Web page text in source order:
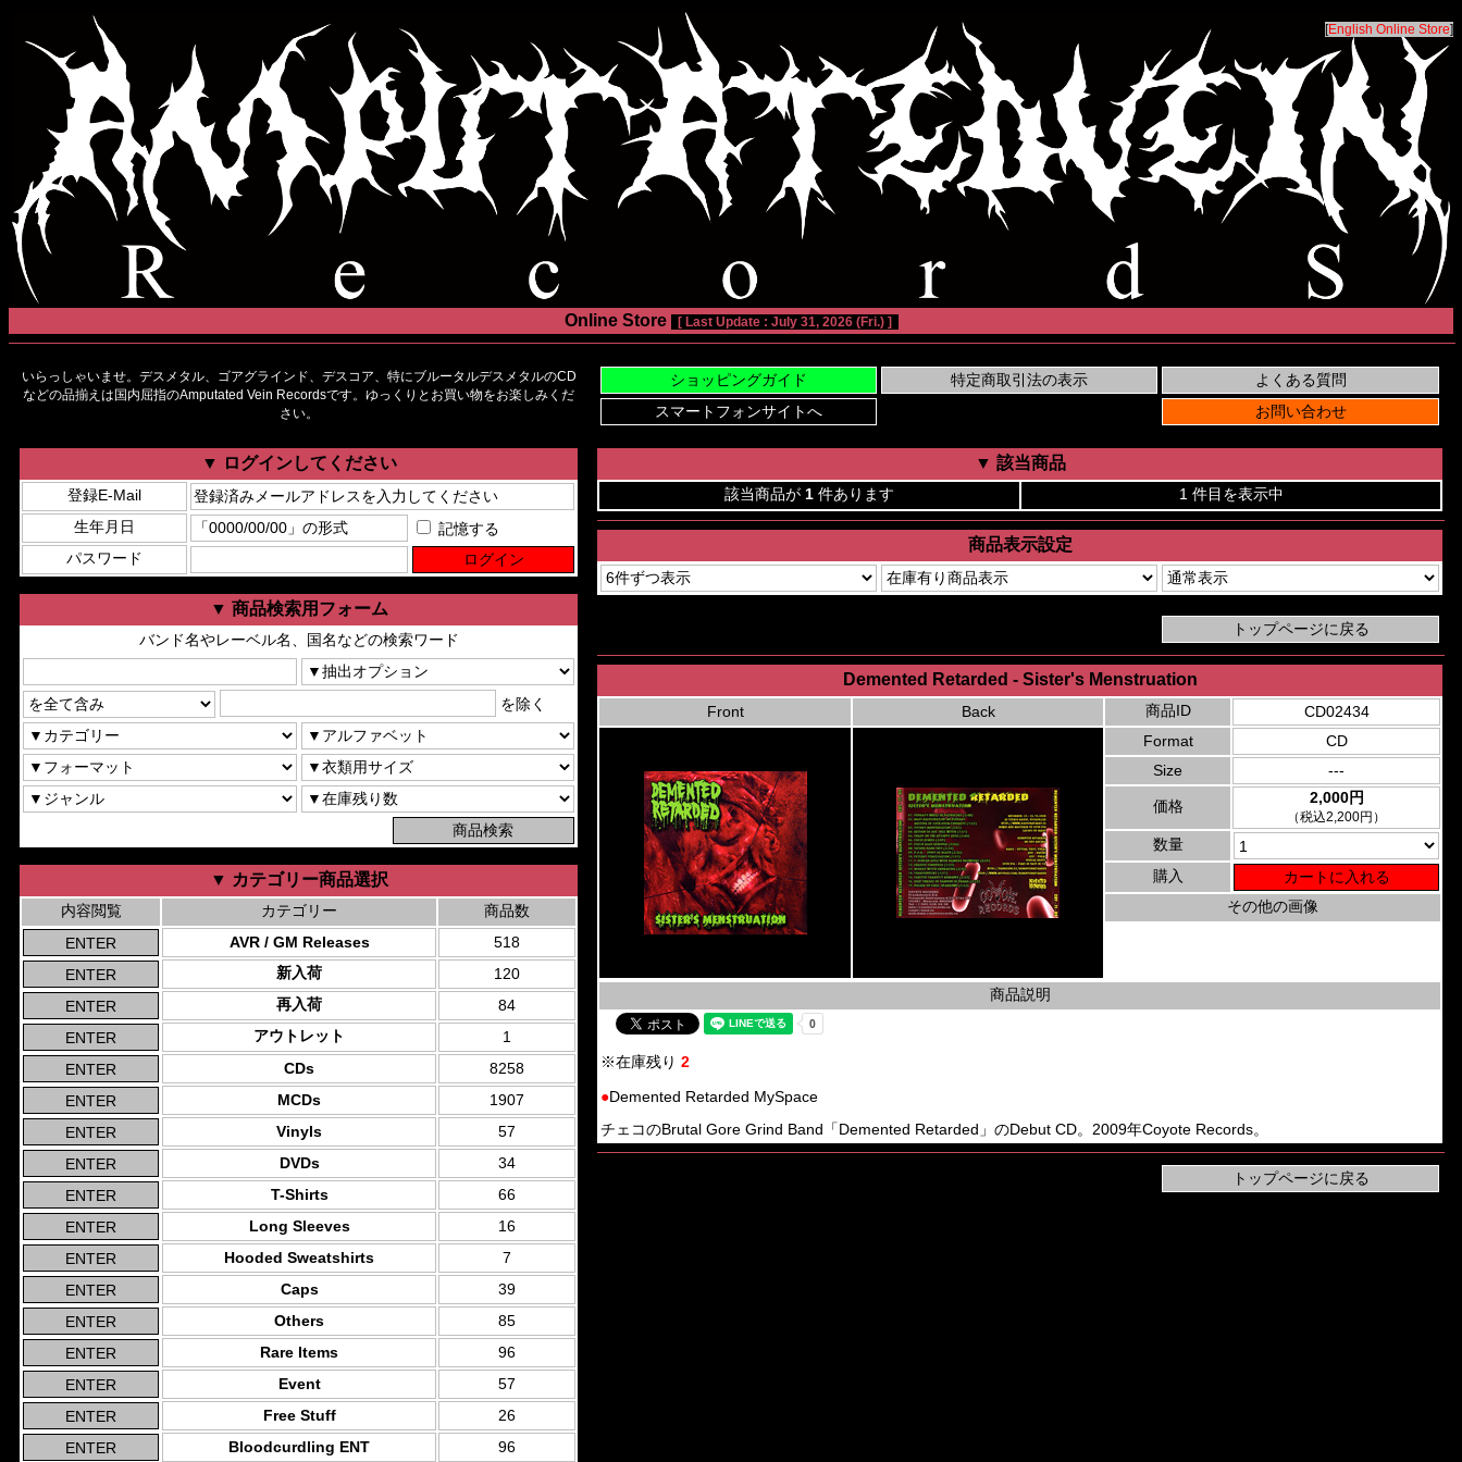
[English Online Store]
Online Store [ Last Update : July 31, 2026 (Fri.) ]
いらっしゃいませ。デスメタル、ゴアグラインド、デスコア、特にブルータルデスメタルのCD
などの品揃えは国内屈指のAmputated Vein Recordsです。ゆっくりとお買い物をお楽しみくだ
さい。
▼ ログインしてください
登録E-Mail
生年月日
記憶する
パスワード
▼ 商品検索用フォーム
バンド名やレーベル名、国名などの検索ワード
を除く
▼ カテゴリー商品選択
内容閲覧 カテゴリー
商品数
AVR / GM Releases
518
新入荷
120
再入荷
84
アウトレット
1
CDs
8258
MCDs
1907
Vinyls
57
DVDs
34
T-Shirts
66
Long Sleeves
16
Hooded Sweatshirts
7
Caps
39
Others
85
Rare Items
96
Event
57
Free Stuff
26
Bloodcurdling ENT
96
▼ 該当商品
該当商品が 1 件あります 1 件目を表示中
商品表示設定
Demented Retarded - Sister's Menstruation
Front Back 商品ID
CD02434
Format
CD
Size
---
価格 2,000円
（税込2,200円）
数量
購入
その他の画像
商品説明
※在庫残り 2
●Demented Retarded MySpace
チェコのBrutal Gore Grind Band「Demented Retarded」のDebut CD。2009年Coyote Records。